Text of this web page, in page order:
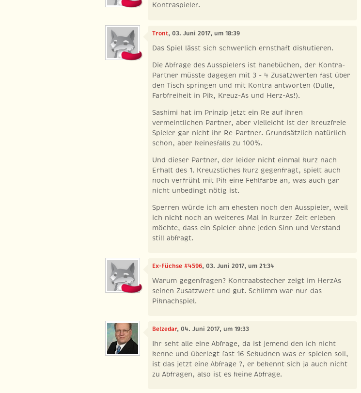
Kontraspieler.
Tront, 03. Juni 2017, um 18:39
Das Spiel lässt sich schwerlich ernsthaft diskutieren.
Die Abfrage des Ausspielers ist hanebüchen, der Kontra-
Partner müsste dagegen mit 3 - 4 Zusatzwerten fast über
den Tisch springen und mit Kontra antworten (Dulle,
Farbfreiheit in Pik, Kreuz-As und Herz-As!).
Sashimi hat im Prinzip jetzt ein Re auf ihren
vermeintlichen Partner, aber vielleicht ist der kreuzfreie
Spieler gar nicht ihr Re-Partner. Grundsätzlich natürlich
schon, aber keinesfalls zu 100%.
Und dieser Partner, der leider nicht einmal kurz nach
Erhalt des 1. Kreuzstiches kurz gegenfragt, spielt auch
noch verfrüht mit Pik eine Fehlfarbe an, was auch gar
nicht unbedingt nötig ist.
Sperren würde ich am ehesten noch den Ausspieler, weil
ich nicht noch an weiteres Mal in kurzer Zeit erleben
möchte, dass ein Spieler ohne jeden Sinn und Verstand
still abfragt.
Ex-Füchse #4596, 03. Juni 2017, um 21:34
Warum gegenfragen? Kontraabstecher zeigt im HerzAs
seinen Zusatzwert und gut. Schlimm war nur das
Piknachspiel.
Belzedar, 04. Juni 2017, um 19:33
Ihr seht alle eine Abfrage, da ist jemend den ich nicht
kenne und überlegt fast 16 Sekudnen was er spielen soll,
ist das jetzt eine Abfrage ?, er bekennt sich ja auch nicht
zu Abfragen, also ist es keine Abfrage.